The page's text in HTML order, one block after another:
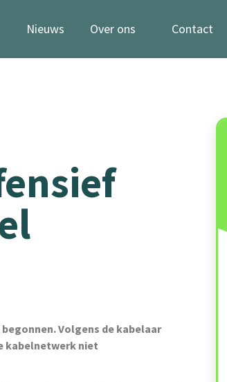
Nieuws Over ons Contact
Volgens de kabelaar
kabelnetwerk niet